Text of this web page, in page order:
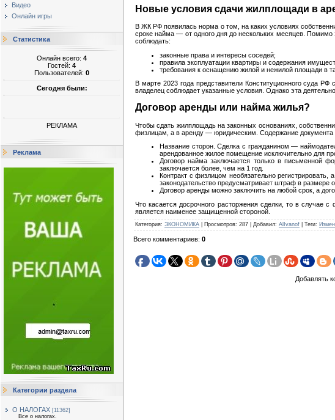
Видео
Онлайн игры
Статистика
Онлайн всего: 4
Гостей: 4
Пользователей: 0
Сегодня были:
РЕКЛАМА
Реклама
Категории раздела
О НАЛОГАХ [11362]
Все о налогах.
Новые условия сдачи жилплощади в
В ЖК РФ появилась норма о том, на каких условиях
сроке найма — от одного дня до нескольких месяцев.
соблюдать:
законные права и интересы соседей;
правила эксплуатации квартиры и содержания
требования к оснащению жилой и нежилой площади в
В марте 2023 года представители Конституционного суда
владелец соблюдает указанные условия. Однако эта
Договор аренды или найма жилья?
Чтобы сдать жилплощадь на законных основаниях,
физлицам, а в аренду — юридическим. Содержание документа
Название сторон. Сделка с гражданином —
арендованное жилое помещение исключительно для
Договор найма заключается только в письменной
заключается более, чем на 1 год.
Контракт с физлицом необязательно
законодательство предусматривает штраф в размере
Договор аренды можно заключить на любой срок, а
Что касается досрочного расторжения сделки, то в случае
является наименее защищенной стороной.
Категория: ЭКОНОМИКА Просмотров: 287 Добавил: AlIvanof Теги:
Всего комментариев: 0
Добавлять